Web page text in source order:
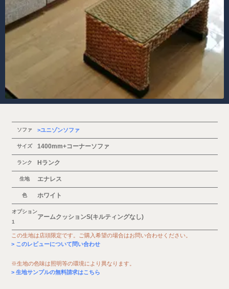
ソファ ユニゾンソファ
サイズ 1400mm+コーナーソファ
ランク Hランク
生地 エナレス
色 ホワイト
オプション
1
アームクッションS(キルティングなし)
この生地は店頭限定です。ご購入希望の場合はお問い合わせください。
このレビューについて問い合わせ
※生地の色味は照明等の環境により異なります。
生地サンプルの無料請求はこちら